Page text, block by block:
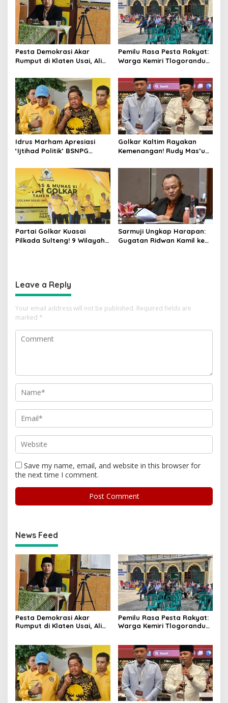
Pesta Demokrasi Akar
Rumput di Klaten Usai, Alim
Kursi Ketua RW 04 Kemiri
Pemilu Rasa Pesta Rakyat:
Warga Kemiri Tlogorandu
Demokratis, Rebutan Door
Prize Menarik!
Idrus Marham Apresiasi
‘Ijtihad Politik’ BSNPG
Agar Rakyat Jadi Aktor
Utama di Pemilu!
Golkar Kaltim Rayakan
Kemenangan! Rudy Mas’ud-
MK Tegaskan Hasil Pilgub
Partai Golkar Kuasai
Pilkada Sulteng! 9 Wilayah
Sarmuji Ungkap Harapan:
Gugatan Ridwan Kamil ke
Leave a Reply
Your email address will not be published. Required fields are
marked *
Save my name, email, and website in this browser for
the next time I comment.
News Feed
Pesta Demokrasi Akar
Rumput di Klaten Usai, Alim
Pemilu Rasa Pesta Rakyat:
Warga Kemiri Tlogorandu
Prize Menarik!